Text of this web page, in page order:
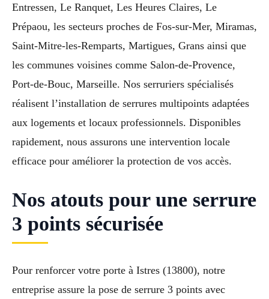
Entressen, Le Ranquet, Les Heures Claires, Le
Prépaou, les secteurs proches de Fos-sur-Mer, Miramas,
Saint-Mitre-les-Remparts, Martigues, Grans ainsi que
les communes voisines comme Salon-de-Provence,
Port-de-Bouc, Marseille. Nos serruriers spécialisés
réalisent l’installation de serrures multipoints adaptées
aux logements et locaux professionnels. Disponibles
rapidement, nous assurons une intervention locale
efficace pour améliorer la protection de vos accès.
Nos atouts pour une serrure
3 points sécurisée
Pour renforcer votre porte à Istres (13800), notre
entreprise assure la pose de serrure 3 points avec